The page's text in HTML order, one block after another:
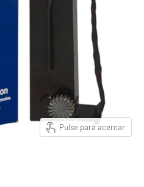
Pulse para acercar